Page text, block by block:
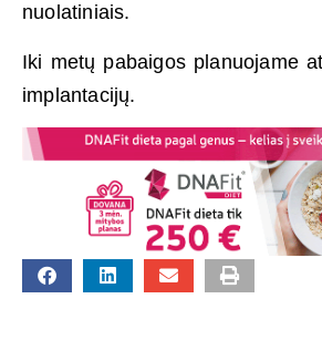
nuolatiniais.
Iki metų pabaigos planuojame
implantacijų.